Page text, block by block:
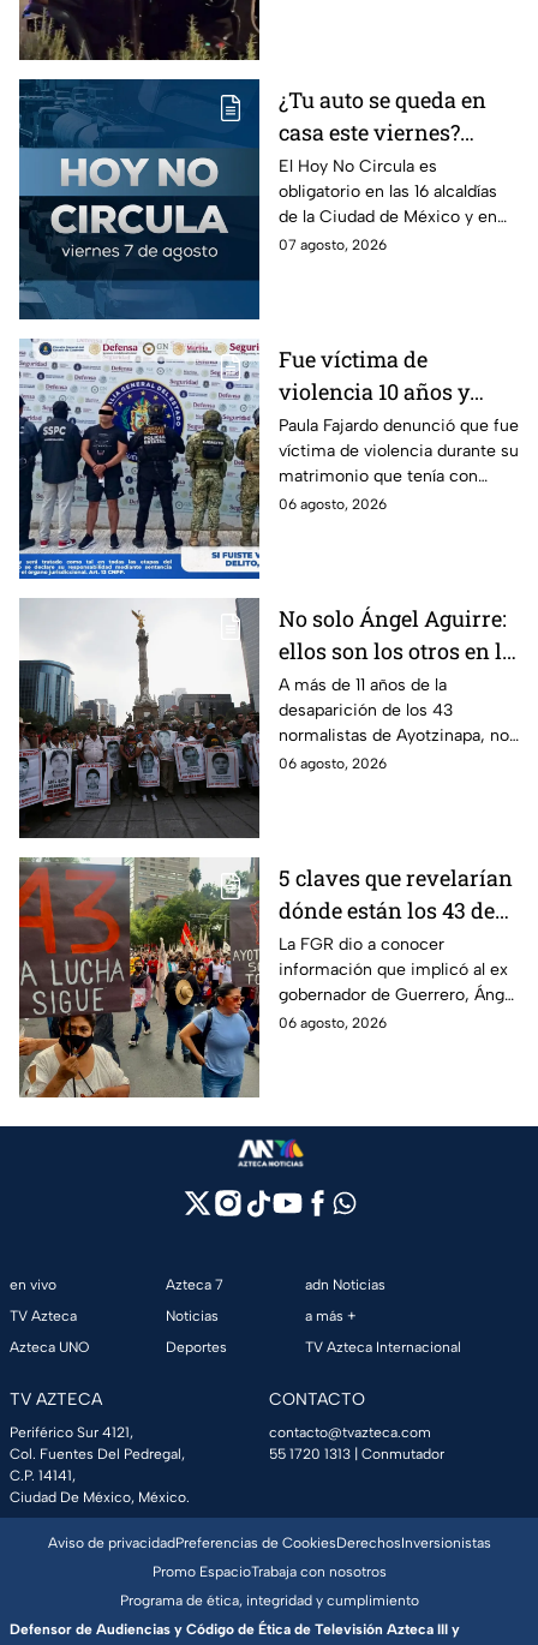
¿Tu auto se queda en
casa este viernes?
Revisa el Hoy No
Circula de este 7 de
agosto
El Hoy No Circula es
obligatorio en las 16 alcaldías
de la Ciudad de México y en
los municipios conurbados del
07 agosto, 2026
Fue víctima de
violencia 10 años y
hasta ahora detienen al
presunto agresor: el
caso de Paula Fajardo
Paula Fajardo denunció que fue
víctima de violencia durante su
matrimonio que tenía con
Jorge Francisco “N”, quien fue
06 agosto, 2026
No solo Ángel Aguirre:
ellos son los otros en la
lupa por el caso
Ayotzinapa
A más de 11 años de la
desaparición de los 43
normalistas de Ayotzinapa, no
se ha conocido el paradero de
06 agosto, 2026
5 claves que revelarían
dónde están los 43 de
Ayotzinapa tras
captura de Ángel
Aguirre, ex gobernador
de Guerrero
La FGR dio a conocer
información que implicó al ex
gobernador de Guerrero, Ángel
Aguirre, quien fue detenido
06 agosto, 2026
en vivo
TV Azteca
Azteca UNO
Azteca 7
Noticias
Deportes
adn Noticias
a más +
TV Azteca Internacional
TV AZTECA
Periférico Sur 4121,
Col. Fuentes Del Pedregal,
C.P. 14141,
Ciudad De México, México.
CONTACTO
contacto@tvazteca.com
55 1720 1313 | Conmutador
Aviso de privacidadPreferencias de CookiesDerechosInversionistas
Promo EspacioTrabaja con nosotros
Programa de ética, integridad y cumplimiento
Defensor de Audiencias y Código de Ética de Televisión Azteca III y